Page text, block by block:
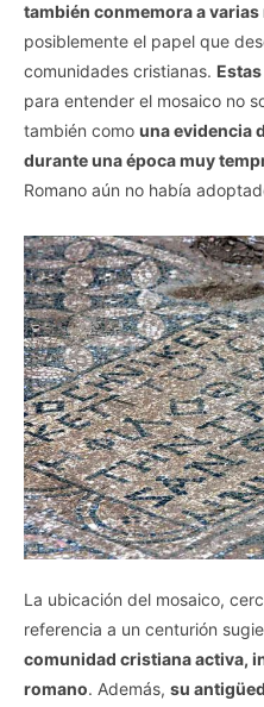
también conmemora a varias
posiblemente el papel que
comunidades cristianas.
para entender el mosaico no
también como una evidencia
durante una época muy
Romano aún no había
La ubicación del mosaico,
referencia a un centurión
comunidad cristiana activa,
romano. Además, su